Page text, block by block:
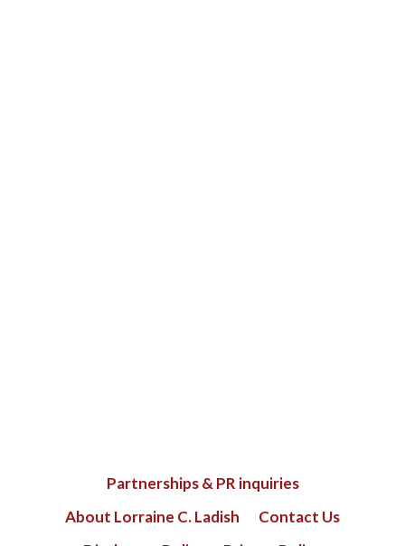
Partnerships & PR inquiries
About Lorraine C. Ladish
Contact Us